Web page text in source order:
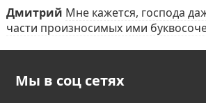
Дмитрий Мне кажется, господа
части произносимых ими
Мы в соц сетях